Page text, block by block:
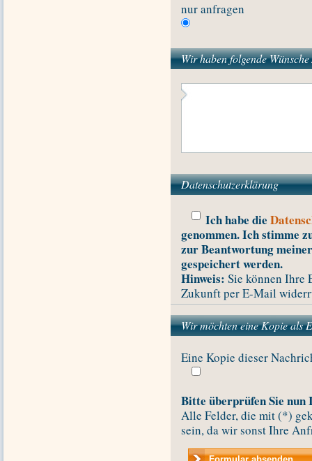
nur anfragen
Wir haben folgende
Datenschutzerklärung
Ich habe die
genommen. Ich stimme
zur Beantwortung
gespeichert werden.
Hinweis: Sie können
Zukunft per E-Mail
Wir möchten eine Kopie als
Eine Kopie dieser
Bitte überprüfen Sie nun
Alle Felder, die mit (*)
sein, da wir sonst Ihre